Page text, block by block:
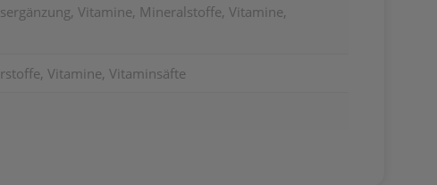
Vitamine, Mineralstoffe, Vitamine,
Vitamine, Vitaminsäfte